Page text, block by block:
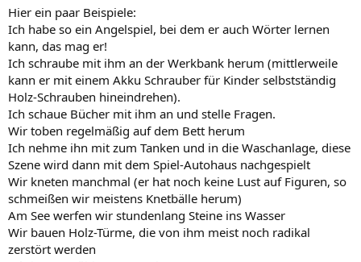
Hier ein paar Beispiele:
Ich habe so ein Angelspiel, bei dem er auch Wörter lernen
kann, das mag er!
Ich schraube mit ihm an der Werkbank herum (mittlerweile
kann er mit einem Akku Schrauber für Kinder selbstständig
Holz-Schrauben hineindrehen).
Ich schaue Bücher mit ihm an und stelle Fragen.
Wir toben regelmäßig auf dem Bett herum
Ich nehme ihn mit zum Tanken und in die Waschanlage, diese
Szene wird dann mit dem Spiel-Autohaus nachgespielt
Wir kneten manchmal (er hat noch keine Lust auf Figuren, so
schmeißen wir meistens Knetbälle herum)
Am See werfen wir stundenlang Steine ins Wasser
Wir bauen Holz-Türme, die von ihm meist noch radikal
zerstört werden